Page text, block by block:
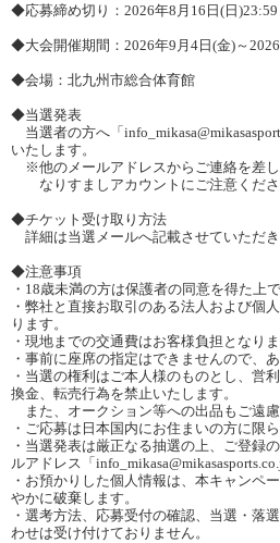
◆応募締め切り：2026年8月16日(日)23:59
◆大会開催期間：2026年9月4日(金)～
◆会場：北九州市総合体育館
◆当選発表
当選者の方へ「
いたします。
※他のメールアドレスからご連絡を差し
なりすましアカウントにご注意くださ
◆チケット受け取り方法
詳細は当選メールへ記載させていただき
◆注意事項
・18歳未満の方は保護者の同意を得た上
・弊社と直接お取引のある法人および個
ります。
・現地までの交通費はお客様負担となりま
・事前に座席の指定はできませんので、
・当選の権利はご本人様のものとし、営
換金、転売行為を禁止いたします。
また、オークション等への出品もご遠慮
・ご応募は日本国内にお住まいの方に限
・当選発表は厳正なる抽選の上、ご登録
ルアドレス「
・お預かりした個人情報は、本キャンペ
やかに破棄します。
・選考方法、応募受付の確認、当選・落
わせは受け付けておりません。